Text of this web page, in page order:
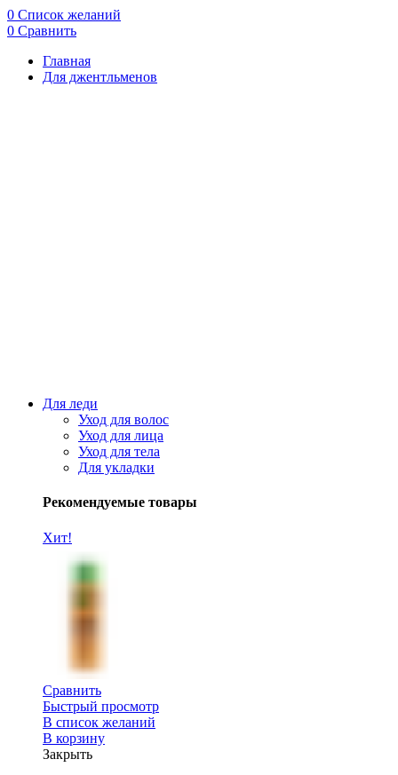
0 Список желаний
0 Сравнить
Главная
Для джентльменов
Для леди
Уход для волос
Уход для лица
Уход для тела
Для укладки
Рекомендуемые товары
Хит!
Сравнить
Быстрый просмотр
В список желаний
В корзину
Закрыть